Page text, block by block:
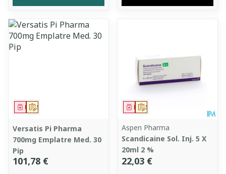
Sur prescription
Médicament
Versatis Pi Pharma
700mg Emplatre Med. 30
Pip
101,78 €
Sur prescription
Médicament
Aspen Pharma
Scandicaine Sol. Inj. 5 X
20ml 2 %
22,03 €